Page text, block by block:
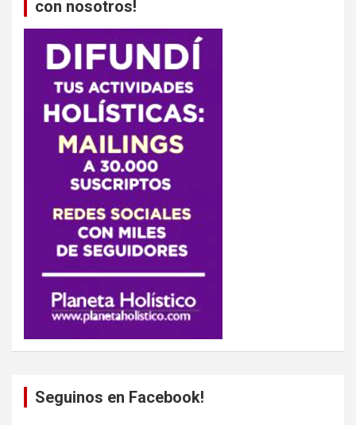
con nosotros!
Seguinos en Facebook!